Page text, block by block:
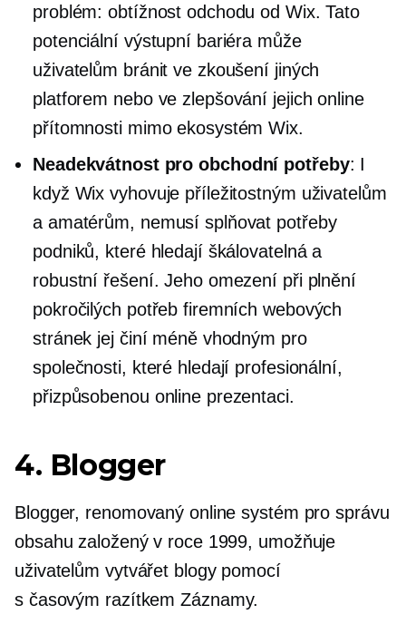
problém: obtížnost odchodu od Wix. Tato
potenciální výstupní bariéra může
uživatelům bránit ve zkoušení jiných
platforem nebo ve zlepšování jejich online
přítomnosti mimo ekosystém Wix.
Neadekvátnost pro obchodní potřeby: I
když Wix vyhovuje příležitostným uživatelům
a amatérům, nemusí splňovat potřeby
podniků, které hledají škálovatelná a
robustní řešení. Jeho omezení při plnění
pokročilých potřeb firemních webových
stránek jej činí méně vhodným pro
společnosti, které hledají profesionální,
přizpůsobenou online prezentaci.
4. Blogger
Blogger, renomovaný online systém pro správu
obsahu založený v roce 1999, umožňuje
uživatelům vytvářet blogy pomocí
s časovým razítkem Záznamy.